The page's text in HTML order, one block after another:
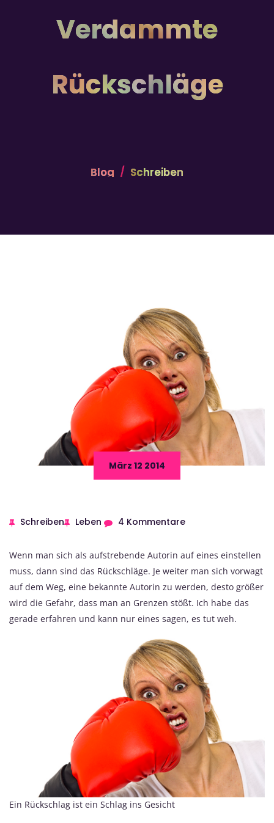
Verdammte
Rückschläge
Blog Schreiben
März 12 2014
Schreiben Leben 4 Kommentare
Wenn man sich als aufstrebende Autorin auf eines einstellen
muss, dann sind das Rückschläge. Je weiter man sich vorwagt
auf dem Weg, eine bekannte Autorin zu werden, desto größer
wird die Gefahr, dass man an Grenzen stößt. Ich habe das
gerade erfahren und kann nur eines sagen, es tut weh.
Ein Rückschlag ist ein Schlag ins Gesicht